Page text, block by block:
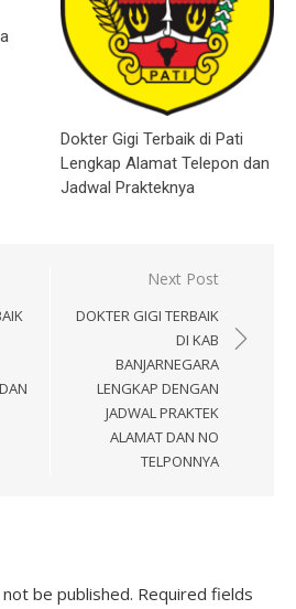
Dokter Gigi Terbaik di Pati
Lengkap Alamat Telepon dan
Jadwal Prakteknya
Next Post
DOKTER GIGI TERBAIK
DI KAB
BANJARNEGARA
LENGKAP DENGAN
JADWAL PRAKTEK
ALAMAT DAN NO
TELPONNYA
be published. Required fields